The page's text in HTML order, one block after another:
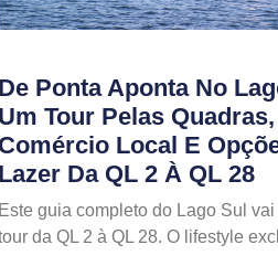
De Ponta Aponta No
Um Tour Pelas Quadras,
Comércio Local E
Lazer Da QL 2 À QL 28
Este guia completo do Lago Sul
da QL 2 à QL 28. O lifestyle